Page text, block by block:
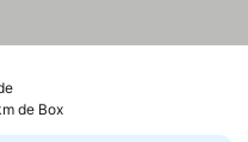
de Box